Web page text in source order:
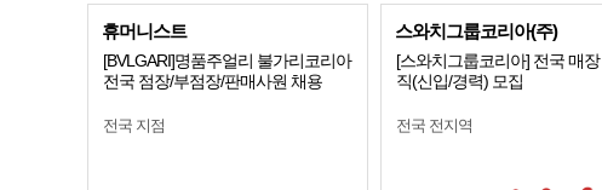
휴머니스트
[BVLGARI]명품주얼리 불가리코리아
전국 점장/부점장/판매사원 채용
전국 지점
스와치그룹코리아(주)
[스와치그룹코리아] 전국 매
직(신입/경력) 모집
전국 전지역